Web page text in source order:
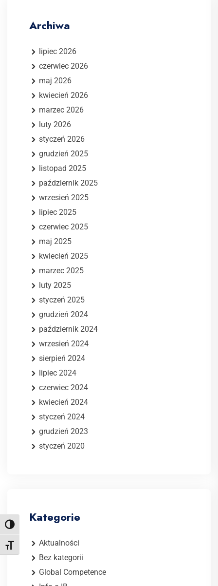
Toggle High Contrast
Toggle Font size
Archiwa
lipiec 2026
czerwiec 2026
maj 2026
kwiecień 2026
marzec 2026
luty 2026
styczeń 2026
grudzień 2025
listopad 2025
październik 2025
wrzesień 2025
lipiec 2025
czerwiec 2025
maj 2025
kwiecień 2025
marzec 2025
luty 2025
styczeń 2025
grudzień 2024
październik 2024
wrzesień 2024
sierpień 2024
lipiec 2024
czerwiec 2024
kwiecień 2024
styczeń 2024
grudzień 2023
styczeń 2020
Kategorie
Aktualności
Bez kategorii
Global Competence